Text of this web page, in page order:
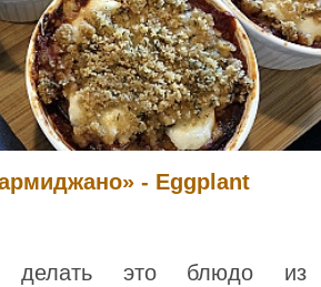
- Eggplant
делать это блюдо из